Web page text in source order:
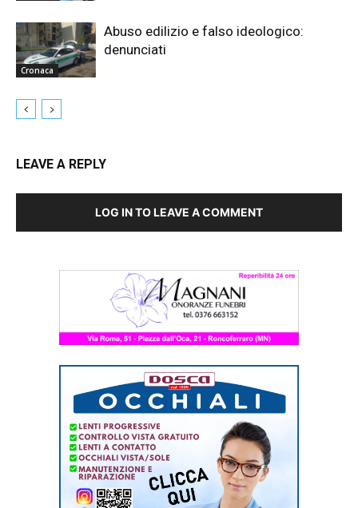
Cronaca
Abuso edilizio e falso ideologico:
denunciati
LEAVE A REPLY
LOG IN TO LEAVE A COMMENT